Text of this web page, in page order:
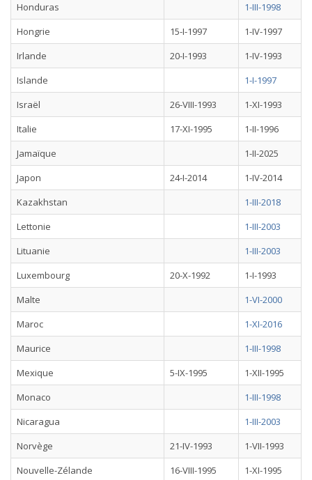
Honduras
1-III-1998
Hongrie
15-I-1997
1-IV-1997
Irlande
20-I-1993
1-IV-1993
Islande
1-I-1997
Israël
26-VIII-1993
1-XI-1993
Italie
17-XI-1995
1-II-1996
Jamaïque
1-II-2025
Japon
24-I-2014
1-IV-2014
Kazakhstan
1-III-2018
Lettonie
1-III-2003
Lituanie
1-III-2003
Luxembourg
20-X-1992
1-I-1993
Malte
1-VI-2000
Maroc
1-XI-2016
Maurice
1-III-1998
Mexique
5-IX-1995
1-XII-1995
Monaco
1-III-1998
Nicaragua
1-III-2003
Norvège
21-IV-1993
1-VII-1993
Nouvelle-Zélande
16-VIII-1995 1-XI-1995